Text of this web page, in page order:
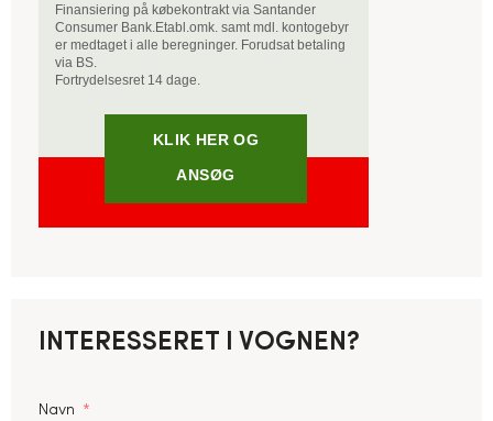
Finansiering på købekontrakt via Santander
Consumer Bank.Etabl.omk. samt mdl. kontogebyr
er medtaget i alle beregninger. Forudsat betaling
via BS.
Fortrydelsesret 14 dage.
KLIK HER OG
ANSØG
INTERESSERET I VOGNEN?
Navn